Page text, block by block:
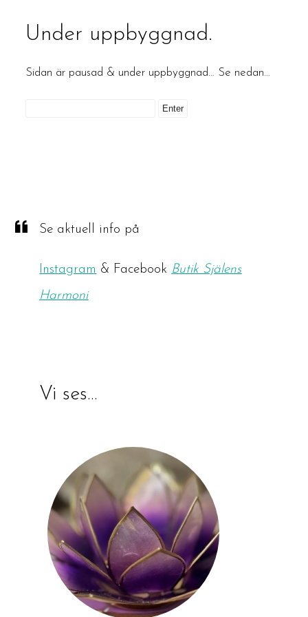
Under uppbyggnad.
Sidan är pausad & under uppbyggnad… Se nedan…
Se aktuell info på
Instagram & Facebook Butik Själens
Harmoni
Vi ses…